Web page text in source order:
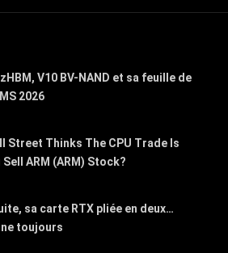
V10 BV-NAND et sa feuille de
2026
Street Thinks The CPU Trade Is
ARM (ARM) Stock?
sa carte RTX pliée en deux…
toujours